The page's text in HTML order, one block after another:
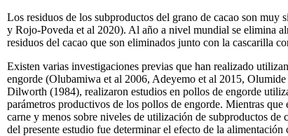
Los residuos de los subproductos del grano de cacao son
y Rojo-Poveda et al 2020). Al año a nivel mundial se elimina
residuos del cacao que son eliminados junto con la cascarilla
Existen varias investigaciones previas que han realizado
engorde (Olubamiwa et al 2006, Adeyemo et al 2015,
Dilworth (1984), realizaron estudios en pollos de engorde
parámetros productivos de los pollos de engorde. Mientras
carne y menos sobre niveles de utilización de subproductos de
del presente estudio fue determinar el efecto de la alimentación